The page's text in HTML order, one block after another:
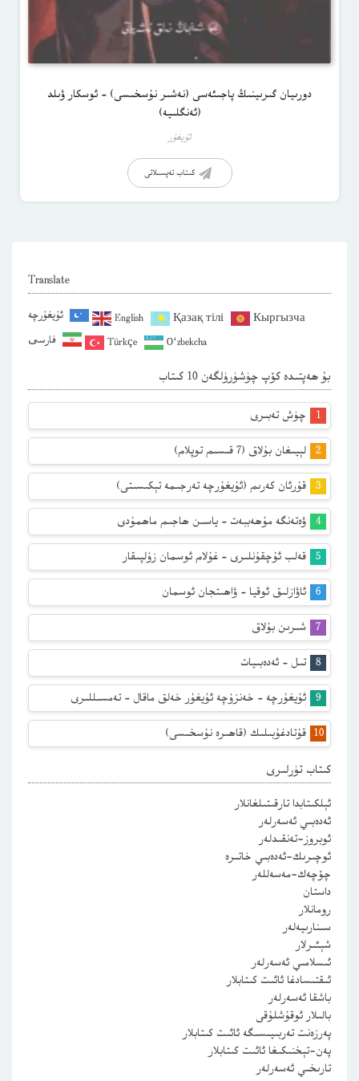
دورىيان گىرىينىڭ پاجىئەسى (نەشىر نۇسخىسى) – ئوسكار ۋىلد
(ئەنگلىيە)
ئۇيغۇر
كىتاب تەپسىلاتى
Translate
ئۇيغۇرچە English Қазақ тілі
Кыргызча
فارسی
Türkçe O‘zbekcha
بۇ ھەپتىدە كۆپ چۈشۈرۈلگەن 10 كىتاب
چۈش تەبىرى
لېيىغان بۇلاق (7 قىسىم توپلام)
قۇرئان كەرىم (ئۇيغۇرچە تەرجىمە تېكىسىتى)
ۋەتەنگە مۇھەببەت – ياسىن ھاجىم ماھمۇدى
قەلب ئۇچقۇنلىرى – غۇلام ئوسمان زۇلپىقار
ئاۋازلىق ئوقيا – ۋاھىتجان ئوسمان
شىرىن بۇلاق
تىل – ئەدەبىيات
ئۇيغۇرچە – خەنزۇچە ئۇيغۇر خەلق ماقال – تەمسىللىرى
قۇتادغۇبىلىك (قاھىرە نۇسخىسى)
كىتاب تۈرلىرى
ئېلكىتابدا تارقىتىلغانلار
ئەدەبىي ئەسەرلەر
ئوبروز-تەنقىدلەر
ئوچىرىك-ئەدەبىي خاتىرە
چۆچەك-مەسەللەر
داستان
رومانلار
سىنارىيەلەر
شېئىرلار
ئىسلامىي ئەسەرلەر
ئىقتىسادغا ئائىت كىتابلار
باشقا ئەسەرلەر
بالىلار ئوقۇشلۇقى
پەرزەنت تەربىيىسىگە ئائىت كىتابلار
پەن-تېخنىكىغا ئائىت كىتابلار
تارىخىي ئەسەرلەر